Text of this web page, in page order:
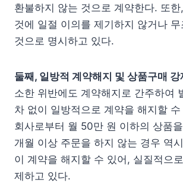
환불하지 않는 것으로 계약한다. 또
것에 일절 이의를 제기하지 않거나
것으로 명시하고 있다.
둘째, 일방적 계약해지 및 상품구매 강
소한 위반에도 계약해지로 간주하여
차 없이 일방적으로 계약을 해지할
회사로부터 월 50만 원 이하의 상품
개월 이상 주문을 하지 않는 경우 역
이 계약을 해지할 수 있어, 실질적으
제하고 있다.